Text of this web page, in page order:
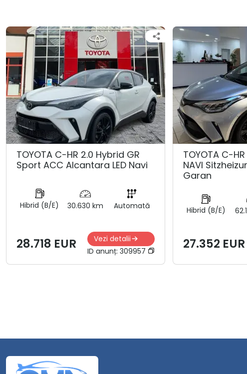
TOYOTA C-HR 2.0 Hybrid GR
Sport ACC Alcantara LED Navi
Hibrid (B/E) 30.630 km Automată
28.718 EUR
Vezi detalii
ID anunț: 309957
TOYOTA C-
NAVI
Garan
Hibrid (B/E)
27.352 EUR